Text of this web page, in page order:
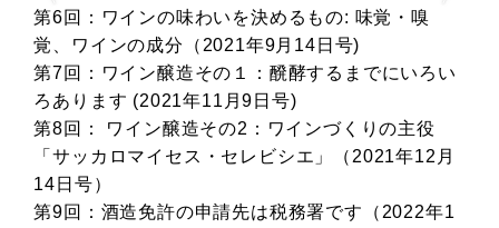
輸入モノが多いのです」
第17回：ワイナリーのお金の話その4「ワインをつ
くるにはぶどうだけでは足りない」
第18回：ワイナリーのお金の話その5「クラウドフ
ァンディングがもたらす緊張感」
第19回：ワイナリーのお金の話その6「補助金利用
は計画的に」
第20回：まずはソムリエナイフ、使えるようにな